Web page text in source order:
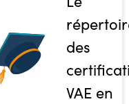
des
VAE en